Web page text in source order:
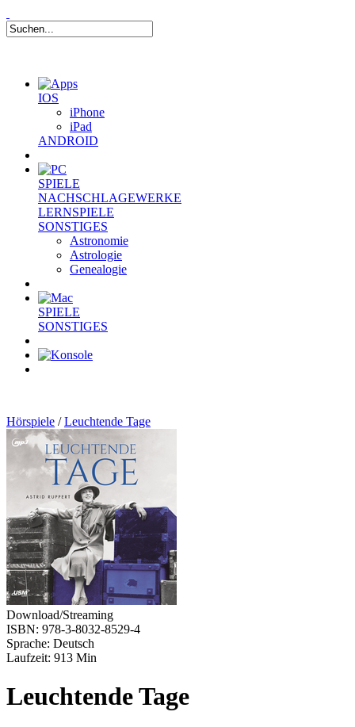
IOS
iPhone
iPad
ANDROID
SPIELE
NACHSCHLAGEWERKE
LERNSPIELE
SONSTIGES
Astronomie
Astrologie
Genealogie
SPIELE
SONSTIGES
Hörspiele /Leuchtende Tage
Download/Streaming
ISBN: 978-3-8032-8529-4
Sprache: Deutsch
Laufzeit: 913 Min
Leuchtende Tage